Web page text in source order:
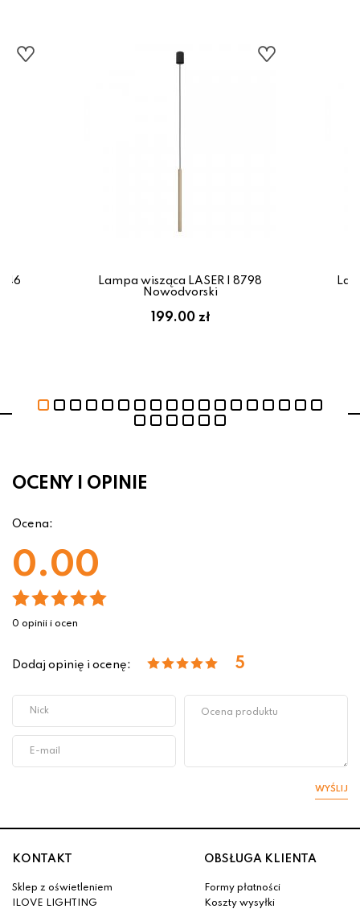
Lampa wisząca LASER I 8798
Nowodvorski
199.00 zł
OCENY I OPINIE
Ocena:
0.00
0 opinii i ocen
Dodaj opinię i ocenę: 5
WYŚLIJ
KONTAKT
Sklep z oświetleniem
ILOVE LIGHTING
OBSŁUGA KLIENTA
Formy płatności
Koszty wysyłki